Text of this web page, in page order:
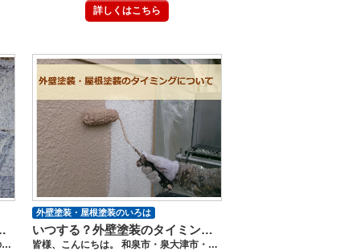
詳しくはこちら
）【和泉市・泉大津市】
皆様、こんにちは。 和泉市・泉大津市の外壁塗装・屋根塗装工事のロードリバースです(^^♪ 今回は、外壁の塗膜の剥がれについてです。 前回ブログで紹介しましたＫ様邸で例に見ていきましょう。 外壁塗装後の施工不良で、多いのが、外壁のはがれです。 もちろん、経年劣化の場合もありますが、 塗り替えて数年で、はがれてきた場合は、施工不良を疑い 施工業者に問い合わせして、適切な処置をしてもらいましょう。 施工不良の例として 高圧水洗浄の不足 外壁塗装・屋根塗装を行う場合は、きっちりと家全体を洗浄し、汚れを流し落とします。 高圧水洗浄が綺麗に行われていなければ、家についた長い間の汚れが付着したまま 塗ることになり、はがれる原因になります。 高圧水洗浄後の乾燥不足・塗装中の乾燥不足 塗膜がはがれたり、膨れたりする原因は、塗膜の表面でなく 塗膜内部の乾燥不足の状態が多いです。 また、雨の日に施工するなども含まれます。 乾燥することにより、塗料は、硬化し塗膜をしっかり形成するため 乾燥する前に塗装すると残っている水分が吸収されてしまい、塗膜の不良になってします。 塗料により、乾燥時間は、変わります。 早く仕上げるために、乾燥時間を守らず施工すると、塗料の施工不良になってしまうので、 しっかりと施工している業者なのか、話を聞きましょう。 施工期間が、異常に短い業者は、乾燥期間を守っているのか、気を付ける必要があります。 外壁にあった下塗り材が使用されていない・塗られていない どうしても上塗り材を選ぶことに力を入れてしまいますが、 外壁と上塗り材を密着させる下塗り材も重要です。 勉強不足の業者さんの見積もりを見せてもらうと 外壁に合わない下塗り材を選ばれている場合もあります。 また、手抜き業者さんの場合は、下塗り材を省き、上塗り材だけを塗る場合もあります。 はがれを放置すると、どうなる？ 塗膜が剥がれている状態は、外壁の防水機能が全くない状態です。 防水機能がない状態は、雨漏りの原因になります。 雨漏りが始まると、家の寿命が縮んでしまい、内部が朽ちてしまうと 莫大な費用も掛かります。 外壁のはがれが見つかった場合は、なるべく早く補修を行いましょう。 屋根塗装・外壁塗装では、少し聞きなれない用語が出てきたり、難しい用語に 不安になることがあるかもしれませんが、 ロードリバースでは、 お客様にわかりやすく写真などを使いお伝えしております。 わからないこと、不安に思うこと、質問など お気軽にお問合せ、ご相談ください。 ご相談や見積依頼、ご不明点をお聞きしたい方はお気軽にお電話ください。 ショールーム電話番号：0120-46-1470 ------------------------------------------------------------------------------ ショールームへの来店が難しいお客様には、 メールや電話、FAXなどで、対応しておりますので、 お気軽にその旨をお伝えください。 ★ロードリバースでは和泉市に外壁塗装・屋根塗装に関して気軽に相談ができる 《ショールーム》を完備しております★ ショールームはコチラをクリック！ ★HPでは外壁塗装・屋根塗装の豊富な施工事例を紹介しています★ 施工事例はコチラをクリック！ ★「無料」で外壁・屋根診断・見積作成をさせて頂きます！★ 屋根・外壁診断はコチラをクリック！ ★「無料」ご相談・診断～見積作成をさせて頂きます！★ お問い合わせはコチラをクリック！
いつする？外壁塗装のタイミングについて【和泉市・泉大津市・河内長野市】
皆様、こんにちは。 和泉市・泉大津市・河内長野市の外壁塗装・屋根塗装工事のロードリバースです(^^♪ 今回は、外壁塗装・屋根塗装のタイミングについて。 外壁塗装・屋根塗装をするタイミング、時期は、いつ？どの時期がベスト？でしょう。 高額になるため、悩まれる人も多いと思います。 よく耳にするのが、 周りのご近所さんの塗替えが増えてきた時、 訪問販売業者さんが来た時、 そろそろ築10年、前回の塗替えから１０年くらいたった時 漠然とした理由の方も多いのでは、ないでしょうか。 新築から１０年経つと家は、劣化が始まることが多いと考えられています。 しかし、近年住宅メーカーによってもメンテンナスを行う時期が大きく違い また、立地状況にも大きな差が出ます。 家は、劣化が見られる前にメンテナンスを行うと家が長持ちすると言われ、 被害が小さいうちにこまめにメンテナンスを行うことで より綺麗に長持ちさせることが出来ます。 逆を返すと、大きな劣化が見られた後に、メンテンナスを行っても 莫大な費用がかかり、修復が綺麗に完成しない場合もありえます。 なぜ、塗装を行うのか 家を建ててから、10年ほどすると、毎日の紫外線や雨、風などにより 外壁は、色あせ、汚れなどの劣化が見られます。 色あせや汚れが見られるのは、外壁の防水機能が低下しているからです。 防水機能が劣化すると、雨漏りが発生したり、外壁が反ってきたりすることもあります。 ですので、塗装をすることで、防水機能を復活させ、家を守ることが出来ます。 外壁塗装・屋根塗装は、 塗料を塗ることにより、塗膜を作り、建物の耐久性を高めることが目的です。 どのようなタイミングで塗装を行うといいのか、劣化例をチェックしてみましょう。 劣化状況チェック 色あせ 毎日家を見ていると、気が付かないかもしれませんが、 ふと、新築時よりも色があせている、、、と感じられることありませんか？ 色あせは、すぐに塗替え、塗装をしなければならい劣化では、ありませんが そろそろ塗装を検討する時期になっていると考えましょう。 上記でも述べましたが、防水機能が低下しており、劣化が進む状態になっています。 チョーキング現象 外壁を手のひらで触った際に、白い粉がつく現象をチョーキング現象と言います。 外壁が、紫外線や雨風により、塗膜の劣化してい状態です。 チョーキング現象がより進むと、家の傷みが大きくなるため チョーキング現象が見られたら塗装の必要時期です。 カビ・苔・藻 防水機能が低下した外壁には、雨水が溜まりやすく、カビ・苔・藻が繁殖しやすくなります。 庭木や植物が多い森・林などが近くの立地でも繁殖しやすく 環境に左右されることが多いです。 美観的に気になると思いますが、金属のたわしや相性の悪い洗剤などで、 ゴシゴシと磨いたりしては、いけません。 外壁材や塗膜を傷つけ、変色したり、より劣化を速めてしまうこともあります。 環境的にカビ・苔・藻が繁殖しやすい環境のお住いの方は、 カビ・苔・藻に強い塗料を選ぶようにしましょう。 ひび割れ ひび割れは、地震や家のゆがみ、車の振動や電車の振動などの揺れが 日々のひずみが何十年も経つと、 髪の毛くらいのひび割れからどんどんと大きなひび割れになってきます。 ひび割れを放置していると、雨水が浸み込み、雨漏りの原因になります。 また、雨漏りだけなく、害虫が発生したり、最悪の場合は、壁が崩落することもあり 放置することをお勧めできません。 大きなひび割れが見られた場合は、早急に補修することを検討しましょう。 塗膜の膨れ・剥離 塗膜の膨れや剥がれも、雨漏りや外壁の崩落の原因になります。 雨水が中で溜まっている場合や、 内部（お風呂場や内部の配管）からの雨漏りの原因の場合もありますので、 業者の方には、詳しく調査してもらいましょう。 コーキング材の劣化 サイディング外壁の場合にある劣化です。 ボードの継ぎ目やサッシ回りなど密着させるためのゴムのようなものをコーキング材と言います。 コーキング材は、紫外線や雨風などで少しずつ劣化し、 劣化し始めると、ひび割れが生じます。 写真のように、水色の下地が見える場合は、、かなり劣化している状況です。 コーキング材が劣化すると雨水が入り込み、雨漏りや外壁の反りを進めてしまいますので、 このような状況が見られたら、なるべく早くコーキング材の打ち替えを検討しましょう。 今の状況を知っておきましょう お住いの劣化状況を知ることが、とても大切です。 漠然と塗装時期を10年くらいと考えるよりも、 劣化が見つかったときには、適切なメンテナンスを検討しましょう。 外壁塗装・屋根塗装の適切な季節・時期は？ こちらもよく聞かれる、外壁塗装・屋根塗装の適している季節は、いつですか？ 日本は、四季があり、温度差や湿度差もあり、 その時期のメリット・デメリットがあります。 最近では、ゲリラ豪雨や台風並みの強風が吹いたりと、 この時期が絶対的にベストという時期は、ありません。 塗料は、気温が５度以下、湿度８５％以上の場合、 乾燥に問題が生じるため施工は、出来ませんが 大阪は、冬でも比較的暖かい日が多く５度以下になるも少なくなっています。 近年、塗料の開発が進んでおり、今まで不向きと言われていた 夏や冬にも対応できるようになっています。 また、夏・冬は、クーラーや暖房のため家を閉め切ることが多く ご近所様にご迷惑をかけることなく施工できると、最近人気です。 ロードリバースでは、どの時期にも関わらず、一年を通して、 施工管理をきっちり行っているため、どの時期でも同じ品質の塗装をすることが出来ます。 ですので、季節にとらわれることなく お客様のベストなタイミングをお選びください。 受験シーズンを外したい、、、 春は、バタバタするため夏頃がいい、、、 新年を迎えるまでに綺麗にしたい、、、 など、お客様のライフイベントを考え、時期をご相談ください。 しかし、劣化が激しい場合や雨漏りが始まっている場合は、 なるべく早く施工するように計画しましょう。 まとめ 外壁塗装・屋根塗装を行うタイミングは、お住いの劣化具合により変わります。 劣化が見られたら、なるべく早く塗装するように検討しましょう。 屋根塗装・外壁塗装では、少し聞きなれない用語が出てきたり、難しい用語に 不安になることがあるかもしれませんが、 ロードリバースでは、 お客様にわかりやすく写真などを使いお伝えしております。 わからないこと、不安に思うこと、質問など お気軽にお問合せ、ご相談ください。 ご相談や見積依頼、ご不明点をお聞きしたい方はお気軽にお電話ください。 ショールーム電話番号：0120-46-1470 ------------------------------------------------------------------------------ ショールームへの来店が難しいお客様には、 メールや電話、FAXなどで、対応しておりますので、 お気軽にその旨をお伝えください。 ★ロードリバースでは和泉市に外壁塗装・屋根塗装に関して気軽に相談ができる 《ショールーム》を完備しております★ ショールームはコチラをクリック！ ★HPでは外壁塗装・屋根塗装の豊富な施工事例を紹介しています★ 施工事例はコチラをクリック！ ★「無料」で外壁・屋根診断・見積作成をさせて頂きます！★ 屋根・外壁診断はコチラをクリック！ ★「無料」ご相談・診断～見積作成をさせて頂きます！★ お問い合わせはコチラをクリック！
外壁塗装・屋根塗装のいろは